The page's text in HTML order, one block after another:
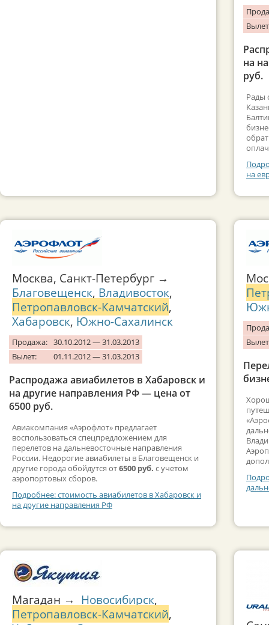
Москва, Санкт-Петербург →
Благовещенск, Владивосток,
Петропавловск-Камчатский,
Хабаровск, Южно-Сахалинск
Продажа: 30.10.2012 — 31.03.2013
Вылет:
01.11.2012 — 31.03.2013
Распродажа авиабилетов в Хабаровск и
на другие направления РФ — цена от
6500 руб.
Авиакомпания «Аэрофлот» предлагает
воспользоваться спецпредложением для
перелетов на дальневосточные направления
России. Недорогие авиабилеты в Благовещенск и
другие города обойдутся от6500 руб. с учетом
аэропортовых сборов.
Подробнее: стоимость авиабилетов в Хабаровск и
на другие направления РФ
Магадан → Новосибирск,
Петропавловск-Камчатский,
на
руб.
Рады
на